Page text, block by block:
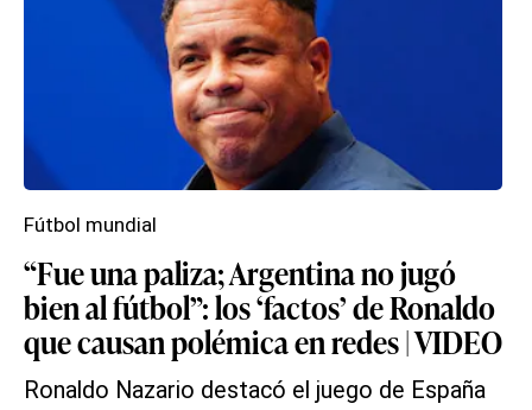
“Fue una paliza; Argentina no jugó
bien al fútbol”: los ‘factos’ de Ronaldo
que causan polémica en redes | VIDEO
Ronaldo Nazario destacó el juego de España
Fútbol mundial